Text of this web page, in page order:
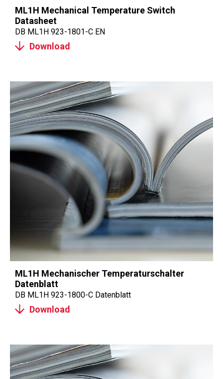
ML1H Mechanical Temperature Switch
Datasheet
DB ML1H 923-1801-C EN
Download
ML1H Mechanischer Temperaturschalter
Datenblatt
DB ML1H 923-1800-C Datenblatt
Download